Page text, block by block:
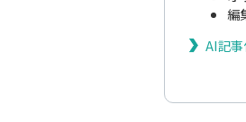
編
AI記